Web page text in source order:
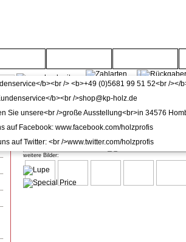
Türen nach Farbton
kuporta Türdrücker Türgriff
weitere Bilder: